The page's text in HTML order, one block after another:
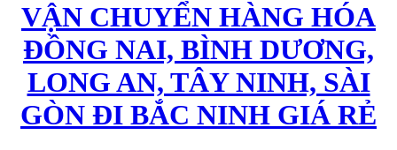
VẬN CHUYỂN HÀNG HÓA
ĐỒNG NAI, BÌNH DƯƠNG,
LONG AN, TÂY NINH, SÀI
GÒN ĐI BẮC NINH GIÁ RẺ